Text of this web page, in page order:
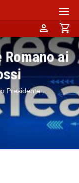
person shopping_cart
ai
Presidente...